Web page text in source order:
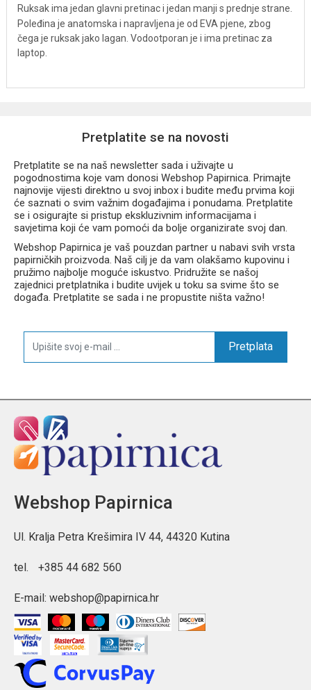
Ruksak ima jedan glavni pretinac i jedan manji s prednje strane.
Poleđina je anatomska i napravljena je od EVA pjene, zbog
čega je ruksak jako lagan. Vodootporan je i ima pretinac za
laptop.
Pretplatite se na novosti
Pretplatite se na naš newsletter sada i uživajte u
pogodnostima koje vam donosi Webshop Papirnica. Primajte
najnovije vijesti direktno u svoj inbox i budite među prvima koji
će saznati o svim važnim događajima i ponudama. Pretplatite
se i osigurajte si pristup ekskluzivnim informacijama i
savjetima koji će vam pomoći da bolje organizirate svoj dan.
Webshop Papirnica je vaš pouzdan partner u nabavi svih vrsta
papirničkih proizvoda. Naš cilj je da vam olakšamo kupovinu i
pružimo najbolje moguće iskustvo. Pridružite se našoj
zajednici pretplatnika i budite uvijek u toku sa svime što se
događa. Pretplatite se sada i ne propustite ništa važno!
Pretplata
Webshop Papirnica
Ul. Kralja Petra Krešimira IV 44, 44320 Kutina
tel. +385 44 682 560
E-mail: webshop@papirnica.hr